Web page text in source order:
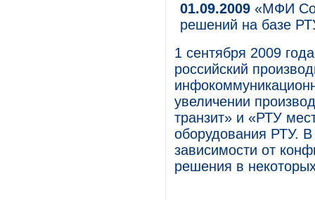
01.09.2009 «МФИ
решений на базе
1 сентября 2009
российский
увеличении
транзит» и «РТУ
оборудования РТУ. В
зависимости от
решения в